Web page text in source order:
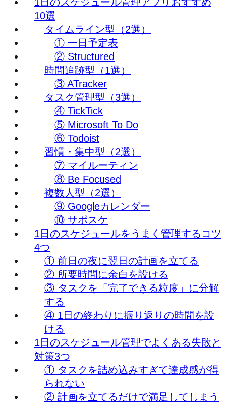
10選
タイムライン型（2選）
① 一日予定表
② Structured
時間追跡型（1選）
③ ATracker
タスク管理型（3選）
④ TickTick
⑤ Microsoft To Do
⑥ Todoist
習慣・集中型（2選）
⑦ マイルーティン
⑧ Be Focused
複数人型（2選）
⑨ Googleカレンダー
⑩ サポスケ
1日のスケジュールをうまく管理するコツ
4つ
① 前日の夜に翌日の計画を立てる
② 所要時間に余白を設ける
③ タスクを「完了できる粒度」に分解
する
④ 1日の終わりに振り返りの時間を設
ける
1日のスケジュール管理でよくある失敗と
対策3つ
① タスクを詰め込みすぎて達成感が得
られない
② 計画を立てるだけで満足してしまう